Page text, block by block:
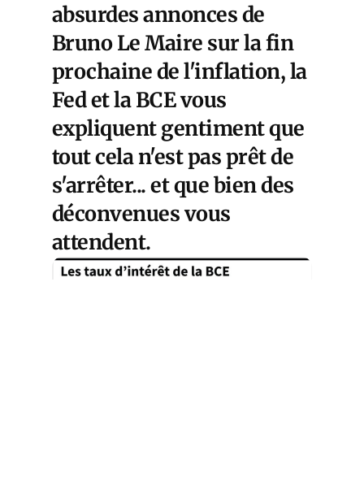
absurdes annonces de
Bruno Le Maire sur la fin
prochaine de l'inflation, la
Fed et la BCE vous
expliquent gentiment que
tout cela n'est pas prêt de
s'arrêter... et que bien des
déconvenues vous
attendent.